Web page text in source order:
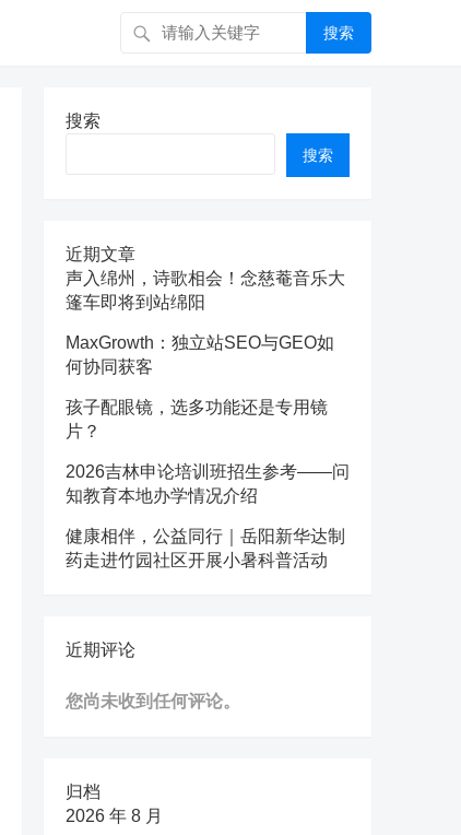
搜索
搜索
搜索
近期文章
声入绵州，诗歌相会！念慈菴音乐大
篷车即将到站绵阳
MaxGrowth：独立站SEO与GEO如
何协同获客
孩子配眼镜，选多功能还是专用镜
片？
2026吉林申论培训班招生参考——问
知教育本地办学情况介绍
健康相伴，公益同行｜岳阳新华达制
药走进竹园社区开展小暑科普活动
近期评论
您尚未收到任何评论。
归档
2026 年 8 月